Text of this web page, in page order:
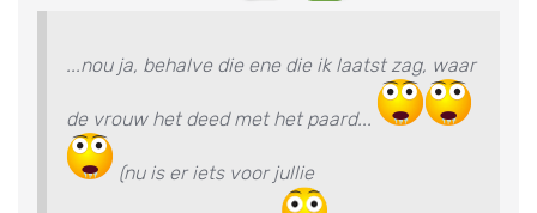
...nou ja, behalve die ene die ik laatst zag, waar
de vrouw het deed met het paard...
(nu is er iets voor jullie